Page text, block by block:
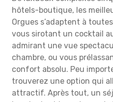
hôtels-boutique, les
Orgues s’adaptent à
vous sirotant un cocktail
admirant une vue
chambre, ou vous
confort absolu. Peu
trouverez une option qui
attractif. Après tout, un